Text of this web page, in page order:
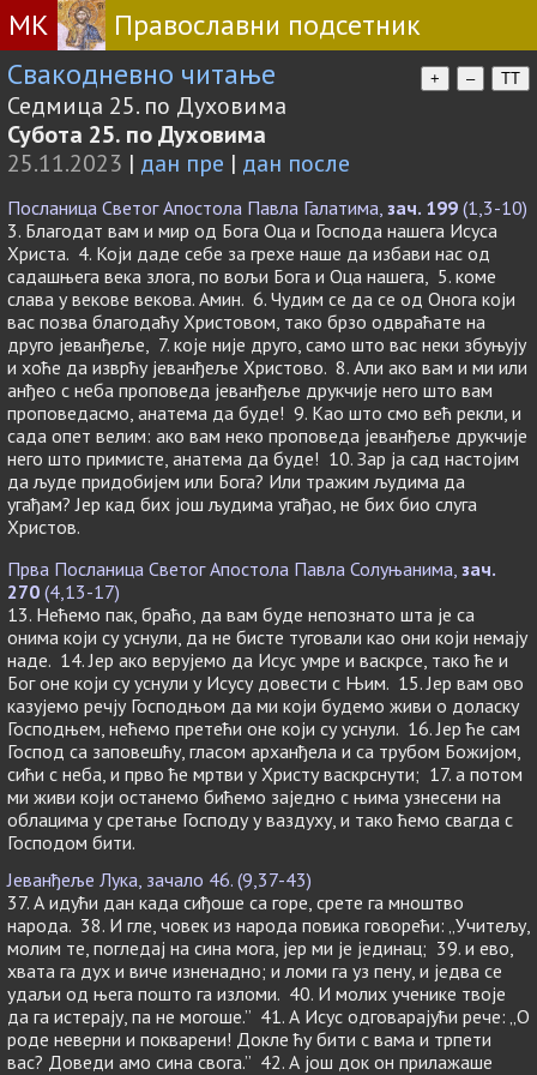
МК
Православни подсетник
Свакодневно читање
+ – TT
Седмица 25. по Духовима
Субота 25. по Духовима
25.11.2023 | дан пре | дан после
Посланица Светог Апостола Павла Галатима, зач. 199 (1,3-10)
3. Благодат вам и мир од Бога Оца и Господа нашега Исуса
Христа. 4. Који даде себе за грехе наше да избави нас од
садашњега века злога, по вољи Бога и Оца нашега, 5. коме
слава у векове векова. Амин. 6. Чудим се да се од Онога који
вас позва благодаћу Христовом, тако брзо одвраћате на
друго јеванђеље, 7. које није друго, само што вас неки збуњују
и хоће да изврћу јеванђеље Христово. 8. Али ако вам и ми или
анђео с неба проповеда јеванђеље друкчије него што вам
проповедасмо, анатема да буде! 9. Као што смо већ рекли, и
сада опет велим: ако вам неко проповеда јеванђеље друкчије
него што примисте, анатема да буде! 10. Зар ја сад настојим
да људе придобијем или Бога? Или тражим људима да
угађам? Јер кад бих још људима угађао, не бих био слуга
Христов.
Прва Посланица Светог Апостола Павла Солуњанима, зач.
270 (4,13-17)
13. Нећемо пак, браћо, да вам буде непознато шта је са
онима који су уснули, да не бисте туговали као они који немају
наде. 14. Јер ако верујемо да Исус умре и васкрсе, тако ће и
Бог оне који су уснули у Исусу довести с Њим. 15. Јер вам ово
казујемо речју Господњом да ми који будемо живи о доласку
Господњем, нећемо претећи оне који су уснули. 16. Јер ће сам
Господ са заповешћу, гласом арханђела и са трубом Божијом,
сићи с неба, и прво ће мртви у Христу васкрснути; 17. а потом
ми живи који останемо бићемо заједно с њима узнесени на
облацима у сретање Господу у ваздуху, и тако ћемо свагда с
Господом бити.
Јеванђеље Лука, зачало 46. (9,37-43)
37. А идући дан када сиђоше са горе, срете га мноштво
народа. 38. И гле, човек из народа повика говорећи: „Учитељу,
молим те, погледај на сина мога, јер ми је јединац; 39. и ево,
хвата га дух и виче изненадно; и ломи га уз пену, и једва се
удаљи од њега пошто га изломи. 40. И молих ученике твоје
да га истерају, па не могоше.” 41. А Исус одговарајући рече: „О
роде неверни и покварени! Докле ћу бити с вама и трпети
вас? Доведи амо сина свога.” 42. А још док он прилажаше